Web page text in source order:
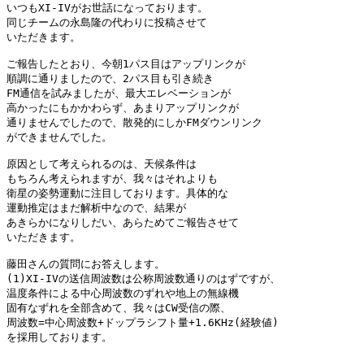
いつもXI-IVがお世話になっております。
同じチームの永島隆の代わりに投稿させて
いただきます。
ご報告したとおり、今朝1パス目はアップリンクが
順調に通りましたので、2パス目も引き続き
FM通信を試みましたが、最大エレベーションが
高かったにもかかわらず、あまりアップリンクが
通りませんでしたので、散発的にしかFMダウンリンク
ができませんでした。
原因として考えられるのは、天候条件は
もちろん考えられますが、我々はそれよりも
衛星の姿勢運動に注目しております。具体的な
運動推定はまだ解析中なので、結果が
あきらかになりしだい、あらためてご報告させて
いただきます。
藤田さんの質問にお答えします。
(1)XI-IVの送信周波数は公称周波数通りのはずですが、
温度条件による中心周波数のずれや地上の無線機
固有なずれを全部含めて、我々はCW受信の際、
周波数=中心周波数+ドップラシフト量+1.6KHz(経験値)
を採用しております。